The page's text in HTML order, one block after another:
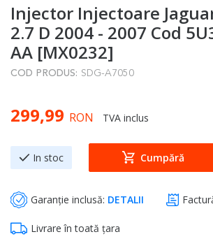
to
the
beginning
of
the
gallery
Injector Injectoare
2.7 D 2004 - 2007 Cod
AA [MX0232]
COD PRODUS: SDG-A7050
299,99 RON TVA inclus
In stoc Cumpără
Garanție inclusă: DETALII
Livrare în toată țara